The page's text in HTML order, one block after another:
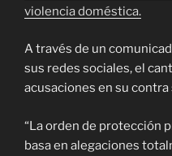
violencia doméstica.
A través de un
sus redes sociales, el
acusaciones en su
“La orden de protección
basa en alegaciones